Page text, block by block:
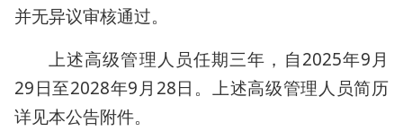
并无异议审核通过。
上述高级管理人员任期三年，自2025年9月
29日至2028年9月28日。上述高级管理人员简历
详见本公告附件。